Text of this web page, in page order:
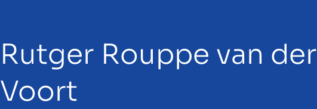
Rutger Rouppe van der
Voort